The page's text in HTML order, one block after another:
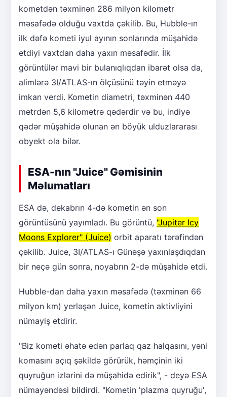
kometdən təxminən 286 milyon kilometr
məsafədə olduğu vaxtda çəkilib. Bu, Hubble-ın
ilk dəfə kometi iyul ayının sonlarında müşahidə
etdiyi vaxtdan daha yaxın məsafədir. İlk
görüntülər mavi bir bulanıqlıqdan ibarət olsa da,
alimlərə 3I/ATLAS-ın ölçüsünü təyin etməyə
imkan verdi. Kometin diametri, təxminən 440
metrdən 5,6 kilometrə qədərdir və bu, indiyə
qədər müşahidə olunan ən böyük ulduzlararası
obyekt ola bilər.
ESA-nın "Juice" Gəmisinin
Məlumatları
ESA də, dekabrın 4-də kometin ən son
görüntüsünü yayımladı. Bu görüntü, "Jupiter Icy
Moons Explorer" (Juice) orbit aparatı tərəfindən
çəkilib. Juice, 3I/ATLAS-ı Günəşə yaxınlaşdıqdan
bir neçə gün sonra, noyabrın 2-də müşahidə etdi.
Hubble-dan daha yaxın məsafədə (təxminən 66
milyon km) yerləşən Juice, kometin aktivliyini
nümayiş etdirir.
"Biz kometi əhatə edən parlaq qaz halqasını, yəni
komasını açıq şəkildə görürük, həmçinin iki
quyruğun izlərini də müşahidə edirik", - deyə ESA
nümayəndəsi bildirdi. "Kometin 'plazma quyruğu',